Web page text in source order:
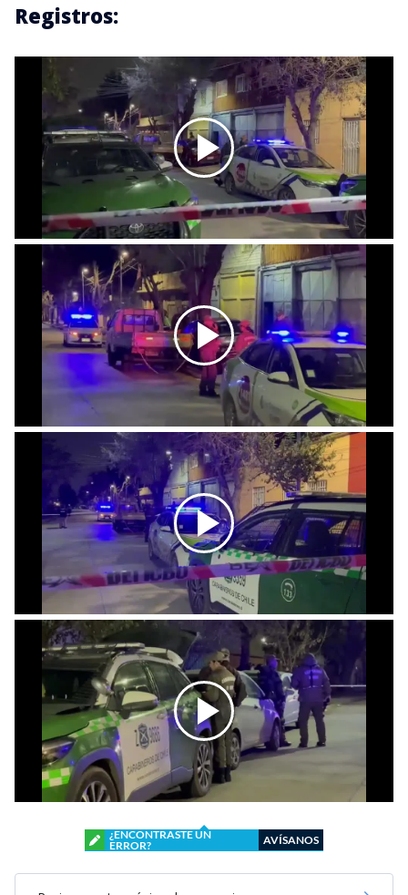
Registros:
¿ENCONTRASTE UN
ERROR?
AVÍSANOS